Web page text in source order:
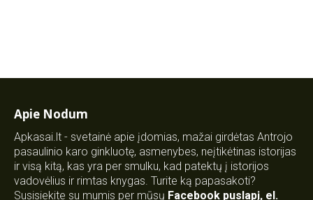
Apie Nodum
Apkasai.lt - svetainė apie įdomias, mažai girdėtas Antrojo
pasaulinio karo ginkluotę, asmenybes, neįtikėtinas istorijas
ir visą kitą, kas yra per smulku, kad patektų į istorijos
vadovėlius ir rimtas knygas. Turite ką papasakoti?
Susisiekite su mumis per mūsų Facebook puslapį, el.